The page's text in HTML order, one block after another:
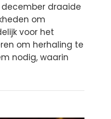
december draaide
om
voor het
om herhaling te
nodig, waarin